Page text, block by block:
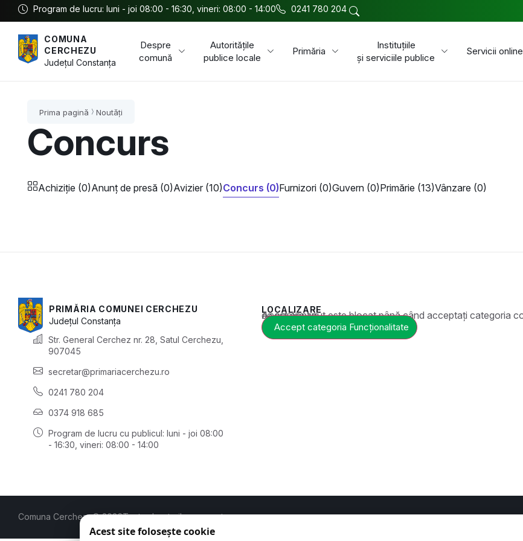
Program de lucru: luni - joi 08:00 - 16:30, vineri: 08:00 - 14:00 0241 780 204
COMUNA
CERCHEZU
JudețulConstanța
Despre
comună
Autoritățile
publice locale
Primăria
Instituțiile
și serviciile publice
Servicii online
Prima pagină Noutăți
Concurs
Achiziție (0)Anunț de presă (0)Avizier (10)Concurs (0)Furnizori (0)Guvern (0)Primărie (13)Vânzare (0)
PRIMĂRIA COMUNEI CERCHEZU
JudețulConstanța
Str. General Cerchez nr. 28, Satul Cerchezu,
907045
secretar@primariacerchezu.ro
0241 780 204
0374 918 685
Program de lucru cu publicul: luni - joi 08:00
- 16:30 , vineri: 08:00 - 14:00
LOCALIZARE
Acest conținut este blocat până când acceptați categoria corespunzătoare de cookie-uri.
Accept categoria Funcționalitate
Comuna Cerchezu© 2026Toate drepturile rezervate
Acest site folosește cookie